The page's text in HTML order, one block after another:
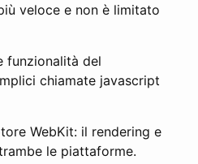
veloce e non è limitato
funzionalità del
chiamate javascript
WebKit: il rendering e
le piattaforme.